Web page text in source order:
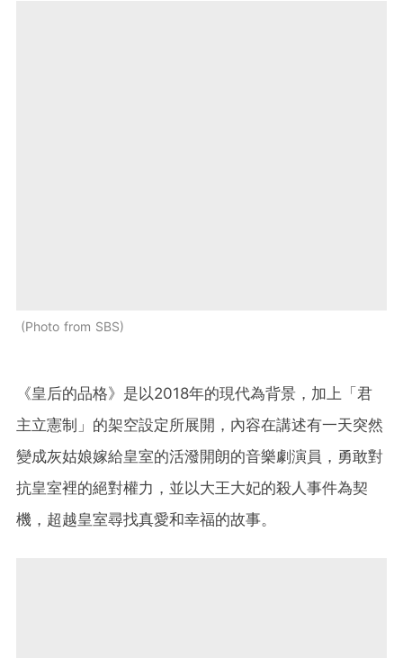
Photo from SBS
《皇后的品格》是以2018年的現代為背景，加上「君
主立憲制」的架空設定所展開，內容在講述有一天突然
變成灰姑娘嫁給皇室的活潑開朗的音樂劇演員，勇敢對
抗皇室裡的絕對權力，並以大王大妃的殺人事件為契
機，超越皇室尋找真愛和幸福的故事。